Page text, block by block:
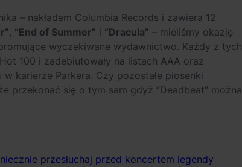
– nakładem Columbia Records i zawiera 12
, “End of Summer” i “Dracula” – mieliśmy okazję
wyczekiwane wydawnictwo. Każdy z tych
100 i zadebiutowały na listach AAA oraz
karierze Parkera. Czy pozostałe piosenki
przekonać się o tym sam gdyż “Deadbeat” można
przesłuchaj przed koncertem legendy